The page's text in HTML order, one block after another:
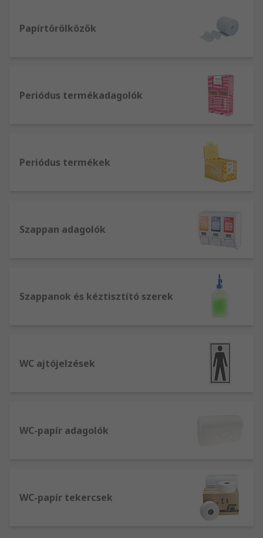
Papírtörölközők
Periódus termékadagolók
Periódus termékek
Szappan adagolók
Szappanok és kéztisztító szerek
WC ajtójelzések
WC-papír adagolók
WC-papír tekercsek